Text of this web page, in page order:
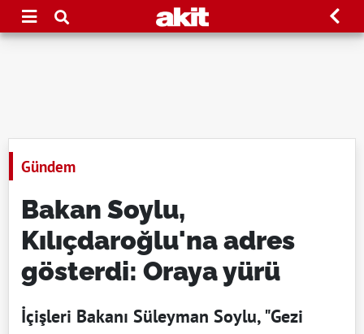
Gündem
Bakan Soylu,
Kılıçdaroğlu'na adres
gösterdi: Oraya yürü
İçişleri Bakanı Süleyman Soylu, "Gezi